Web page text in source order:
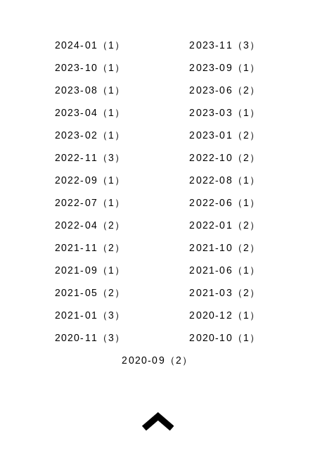
2024-01（1）
2023-11（3）
2023-10（1）
2023-09（1）
2023-08（1）
2023-06（2）
2023-04（1）
2023-03（1）
2023-02（1）
2023-01（2）
2022-11（3）
2022-10（2）
2022-09（1）
2022-08（1）
2022-07（1）
2022-06（1）
2022-04（2）
2022-01（2）
2021-11（2）
2021-10（2）
2021-09（1）
2021-06（1）
2021-05（2）
2021-03（2）
2021-01（3）
2020-12（1）
2020-11（3）
2020-10（1）
2020-09（2）